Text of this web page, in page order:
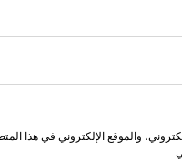
والموقع الإلكتروني في هذا